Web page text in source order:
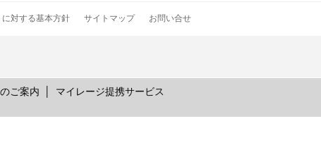
対する基本方針 サイトマップ お問い合せ
ご案内 マイレージ提携サービス